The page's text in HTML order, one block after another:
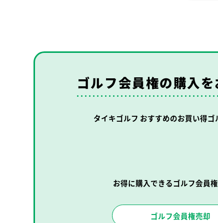
ゴルフ会員権の購入を
タイキゴルフ おすすめのお買い得ゴ
お得に購入できるゴルフ会員
ゴルフ会員権売却